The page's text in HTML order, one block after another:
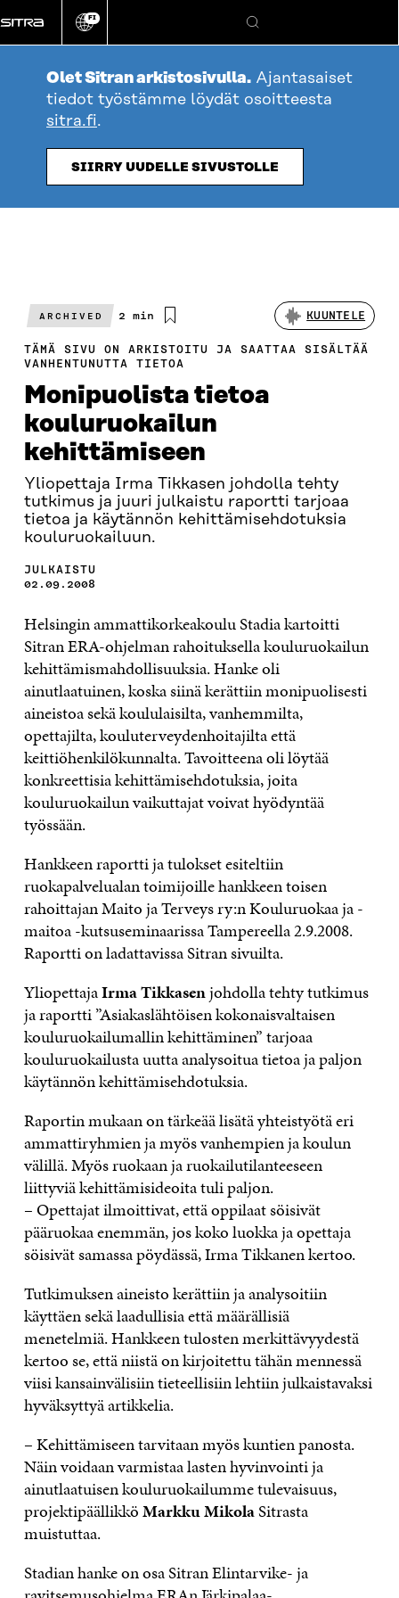
suoraan
sisältöön
Vaihda
kieli
FI
Hae
Olet Sitran arkistosivulla. Ajantasaiset
tiedot työstämme löydät osoitteesta
sitra.fi.
SIIRRY UUDELLE SIVUSTOLLE
ARCHIVED
Arvioitu
2 min KUUNTELE
TÄMÄ SIVU ON ARKISTOITU JA SAATTAA SISÄLTÄÄ
VANHENTUNUTTA TIETOA
Monipuolista tietoa
kouluruokailun
kehittämiseen
Yliopettaja Irma Tikkasen johdolla tehty
tutkimus ja juuri julkaistu raportti tarjoaa
tietoa ja käytännön kehittämisehdotuksia
kouluruokailuun.
JULKAISTU
02.09.2008
Helsingin ammattikorkeakoulu Stadia kartoitti
Sitran ERA-ohjelman rahoituksella kouluruokailun
kehittämismahdollisuuksia. Hanke oli
ainutlaatuinen, koska siinä kerättiin monipuolisesti
aineistoa sekä koululaisilta, vanhemmilta,
opettajilta, kouluterveydenhoitajilta että
keittiöhenkilökunnalta. Tavoitteena oli löytää
konkreettisia kehittämisehdotuksia, joita
kouluruokailun vaikuttajat voivat hyödyntää
työssään.
Hankkeen raportti ja tulokset esiteltiin
ruokapalvelualan toimijoille hankkeen toisen
rahoittajan Maito ja Terveys ry:n Kouluruokaa ja -
maitoa -kutsuseminaarissa Tampereella 2.9.2008.
Raportti on ladattavissa Sitran sivuilta.
YliopettajaIrma Tikkasenjohdolla tehty tutkimus
ja raportti ”Asiakaslähtöisen kokonaisvaltaisen
kouluruokailumallin kehittäminen” tarjoaa
kouluruokailusta uutta analysoitua tietoa ja paljon
käytännön kehittämisehdotuksia.
Raportin mukaan on tärkeää lisätä yhteistyötä eri
ammattiryhmien ja myös vanhempien ja koulun
välillä. Myös ruokaan ja ruokailutilanteeseen
liittyviä kehittämisideoita tuli paljon.
– Opettajat ilmoittivat, että oppilaat söisivät
pääruokaa enemmän, jos koko luokka ja opettaja
söisivät samassa pöydässä, Irma Tikkanen kertoo.
Tutkimuksen aineisto kerättiin ja analysoitiin
käyttäen sekä laadullisia että määrällisiä
menetelmiä. Hankkeen tulosten merkittävyydestä
kertoo se, että niistä on kirjoitettu tähän mennessä
viisi kansainvälisiin tieteellisiin lehtiin julkaistavaksi
hyväksyttyä artikkelia.
– Kehittämiseen tarvitaan myös kuntien panosta.
Näin voidaan varmistaa lasten hyvinvointi ja
ainutlaatuisen kouluruokailumme tulevaisuus,
projektipäällikköMarkku MikolaSitrasta
muistuttaa.
Stadian hanke on osa Sitran Elintarvike- ja